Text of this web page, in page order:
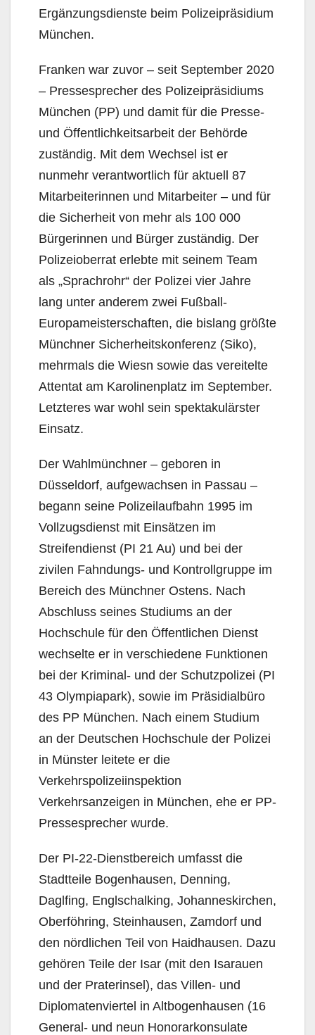
Ergänzungsdienste beim Polizeipräsidium
München.
Franken war zuvor – seit September 2020
– Pressesprecher des Polizeipräsidiums
München (PP) und damit für die Presse-
und Öffentlichkeitsarbeit der Behörde
zuständig. Mit dem Wechsel ist er
nunmehr verantwortlich für aktuell 87
Mitarbeiterinnen und Mitarbeiter – und für
die Sicherheit von mehr als 100 000
Bürgerinnen und Bürger zuständig. Der
Polizeioberrat erlebte mit seinem Team
als „Sprachrohr“ der Polizei vier Jahre
lang unter anderem zwei Fußball-
Europameisterschaften, die bislang größte
Münchner Sicherheitskonferenz (Siko),
mehrmals die Wiesn sowie das vereitelte
Attentat am Karolinenplatz im September.
Letzteres war wohl sein spektakulärster
Einsatz.
Der Wahlmünchner – geboren in
Düsseldorf, aufgewachsen in Passau –
begann seine Polizeilaufbahn 1995 im
Vollzugsdienst mit Einsätzen im
Streifendienst (PI 21 Au) und bei der
zivilen Fahndungs- und Kontrollgruppe im
Bereich des Münchner Ostens. Nach
Abschluss seines Studiums an der
Hochschule für den Öffentlichen Dienst
wechselte er in verschiedene Funktionen
bei der Kriminal- und der Schutzpolizei (PI
43 Olympiapark), sowie im Präsidialbüro
des PP München. Nach einem Studium
an der Deutschen Hochschule der Polizei
in Münster leitete er die
Verkehrspolizeiinspektion
Verkehrsanzeigen in München, ehe er PP-
Pressesprecher wurde.
Der PI-22-Dienstbereich umfasst die
Stadtteile Bogenhausen, Denning,
Daglfing, Englschalking, Johanneskirchen,
Oberföhring, Steinhausen, Zamdorf und
den nördlichen Teil von Haidhausen. Dazu
gehören Teile der Isar (mit den Isarauen
und der Praterinsel), das Villen- und
Diplomatenviertel in Altbogenhausen (16
General- und neun Honorarkonsulate